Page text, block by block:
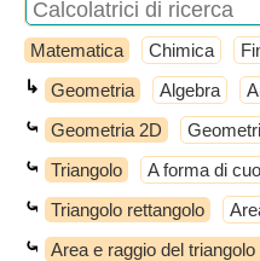
Matematica Chimica
↳ Geometria Algebra
⤿ Geometria 2D
⤿ Triangolo A forma di
⤿ Triangolo rettangolo
⤿ Area e raggio del